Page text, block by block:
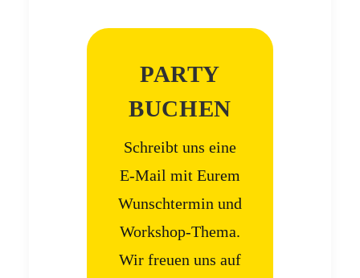
PARTY
BUCHEN
Schreibt uns eine
E-Mail mit Eurem
Wunschtermin und
Workshop-Thema.
Wir freuen uns auf